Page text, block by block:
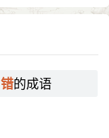
错的成语